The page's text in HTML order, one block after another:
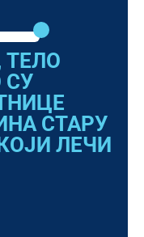
ТЕЛО
СУ
СТАРУ
ЛЕЧИ